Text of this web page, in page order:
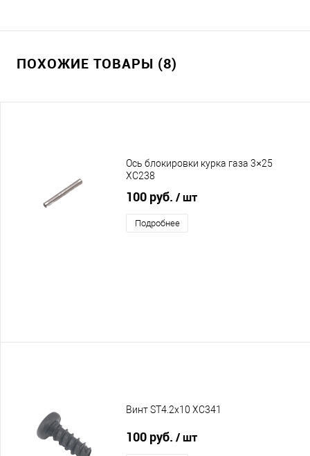
ПОХОЖИЕ ТОВАРЫ (8)
Ось блокировки курка газа 3×25
XC238
100 руб. / шт
Подробнее
Винт ST4.2х10 XC341
100 руб. / шт